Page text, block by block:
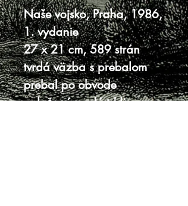
Naše vojsko, Praha, 1986,
1. vydanie
27 x 21 cm, 589 strán
tvrdá väzba s prebalom
prebal po obvode
pokrčený, malé trhliny,